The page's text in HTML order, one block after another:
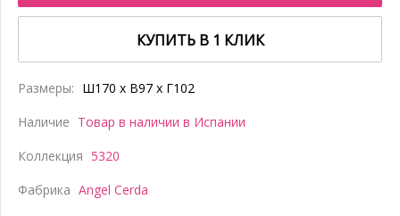
КУПИТЬ В 1 КЛИК
Размеры: Ш170 x В97 x Г102
Наличие Товар в наличии в Испании
Коллекция 5320
Фабрика Angel Cerda